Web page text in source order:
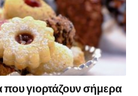
που γιορτάζουν σήμερα